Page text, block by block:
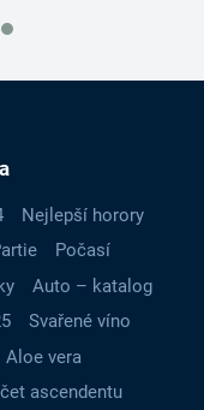
Nejlepší horory
Počasí
Auto – katalog
Svařené víno
Aloe vera
ascendentu